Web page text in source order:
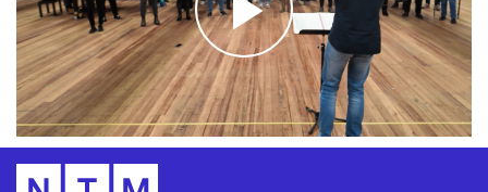
Play
Video